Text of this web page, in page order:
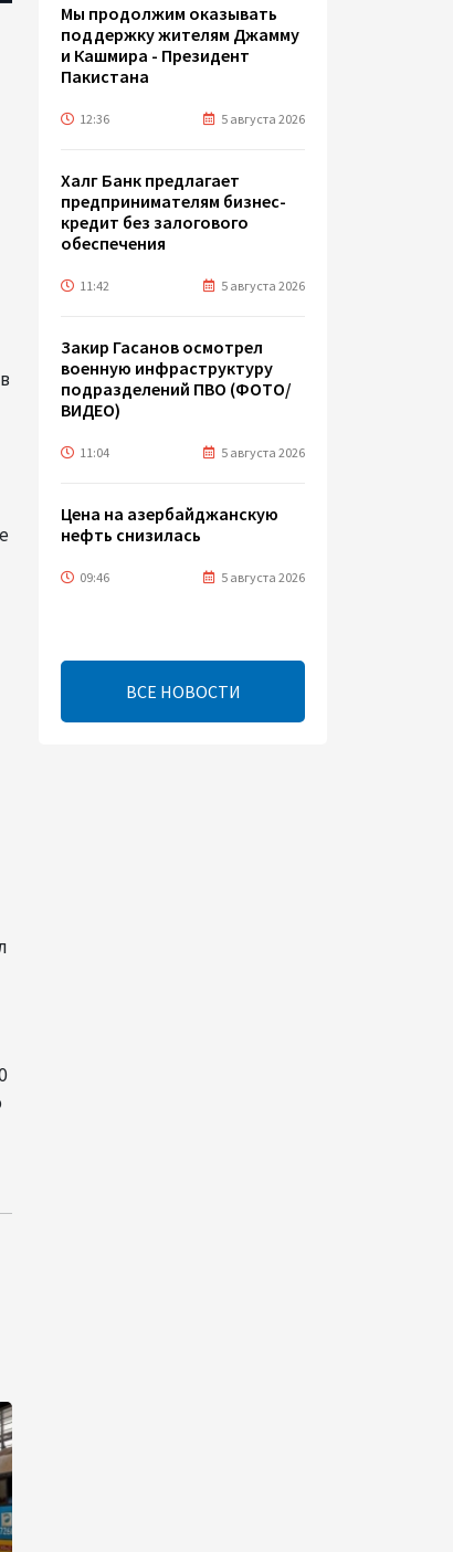
Мы продолжим оказывать
поддержку жителям Джамму
и Кашмира - Президент
Пакистана
12:36 5 августа 2026
Халг Банк предлагает
предпринимателям бизнес-
кредит без залогового
обеспечения
11:42 5 августа 2026
Закир Гасанов осмотрел
военную инфраструктуру
подразделений ПВО (ФОТО/
ВИДЕО)
11:04 5 августа 2026
Цена на азербайджанскую
нефть cнизилась
09:46 5 августа 2026
ученый Эргун Кырлыковалы
Талеба по вопросу Рубена
Варданяна
ВСЕ НОВОСТИ